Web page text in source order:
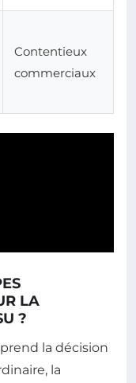
Contentieux
commerciaux
LA
?
la décision
la